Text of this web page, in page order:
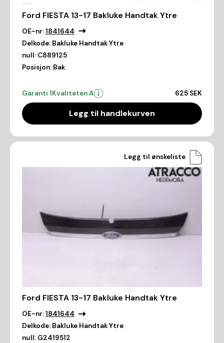
Ford FIESTA 13-17 Bakluke Handtak Ytre
OE-nr:1841644
Delkode: Bakluke Handtak Ytre
null: C889125
Posisjon: Bak
Garanti 1Kvaliteten A 625 SEK
Legg til handlekurven
Legg til ønskeliste
Ford FIESTA 13-17 Bakluke Handtak Ytre
OE-nr:1841644
Delkode: Bakluke Handtak Ytre
null: G2419512